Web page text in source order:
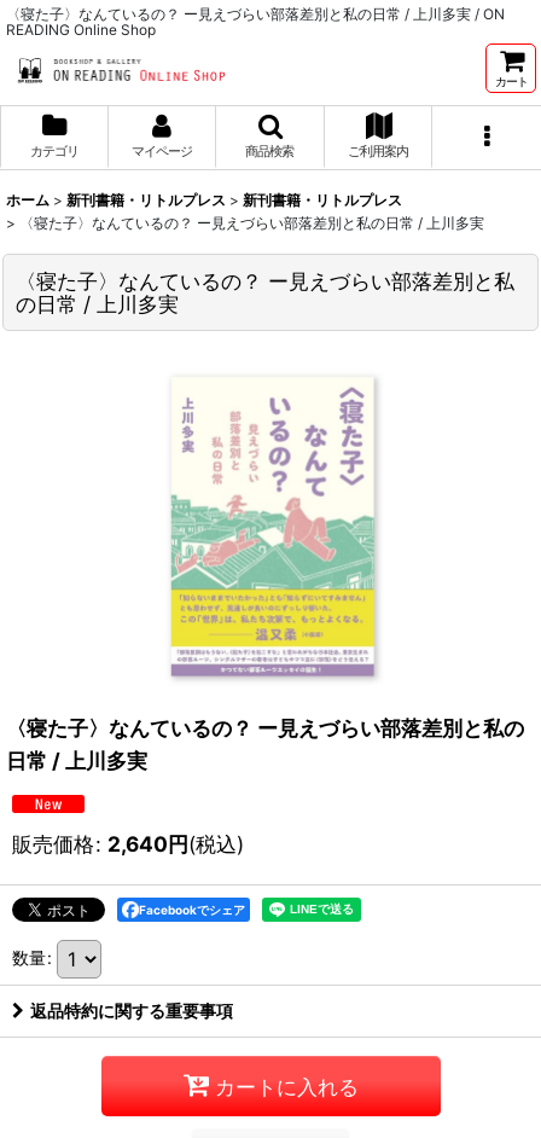
〈寝た子〉なんているの？ ー見えづらい部落差別と私の日常 / 上川多実 / ON
READING Online Shop
カート
カテゴリ マイページ 商品検索 ご利用案内
ホーム > 新刊書籍・リトルプレス > 新刊書籍・リトルプレス
>
〈寝た子〉なんているの？ ー見えづらい部落差別と私の日常 / 上川多実
〈寝た子〉なんているの？ ー見えづらい部落差別と私
の日常 / 上川多実
〈寝た子〉なんているの？ ー見えづらい部落差別と私の
日常 / 上川多実
販売価格: 2,640円(税込)
Facebookでシェア
数量:
返品特約に関する重要事項
カートに入れる